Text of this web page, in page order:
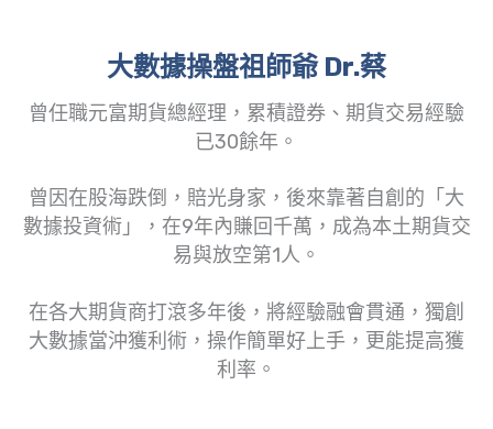
大數據操盤祖師爺 Dr.蔡
曾任職元富期貨總經理，累積證券、期貨交易經驗
已30餘年。
曾因在股海跌倒，賠光身家，後來靠著自創的「大
數據投資術」，在9年內賺回千萬，成為本土期貨交
易與放空第1人。
在各大期貨商打滾多年後，將經驗融會貫通，獨創
大數據當沖獲利術，操作簡單好上手，更能提高獲
利率。